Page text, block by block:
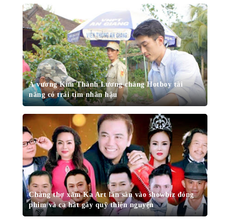
Á vương Kim Thành Lương chàng Hotboy tài
năng có trái tim nhân hậu
Chàng thợ xăm Ka Art lấn sân vào showbiz đóng
phim và ca hát gây quỹ thiện nguyện